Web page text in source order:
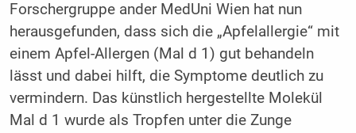
Forschergruppe ander MedUni Wien hat nun
herausgefunden, dass sich die „Apfelallergie“ mit
einem Apfel-Allergen (Mal d 1) gut behandeln
lässt und dabei hilft, die Symptome deutlich zu
vermindern. Das künstlich hergestellte Molekül
Mal d 1 wurde als Tropfen unter die Zunge